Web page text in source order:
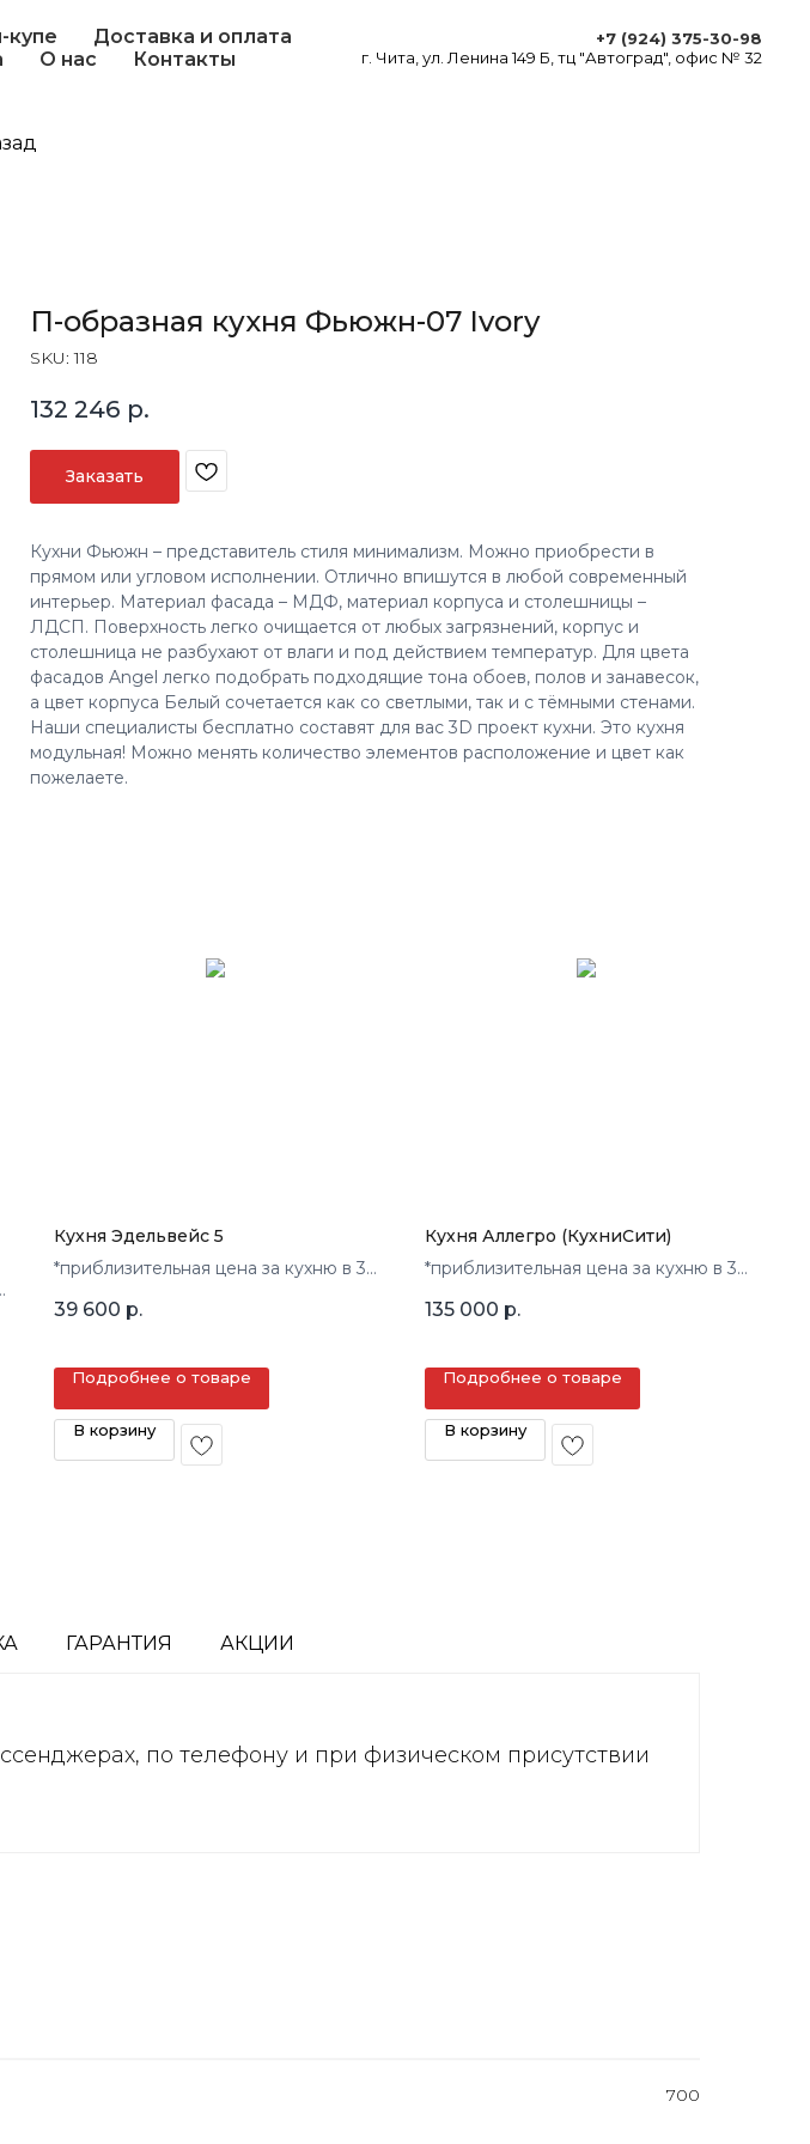
Доставка и оплата
О нас Контакты
+7 (924) 375-30-98
г. Чита, ул. Ленина 149 Б, тц "Автоград", офис № 32
П-образная кухня Фьюжн-07 Ivory
SKU:118
132 246 р.
Заказать
Кухни Фьюжн – представитель стиля минимализм. Можно приобрести в
прямом или угловом исполнении. Отлично впишутся в любой современный
интерьер. Материал фасада – МДФ, материал корпуса и столешницы –
ЛДСП. Поверхность легко очищается от любых загрязнений, корпус и
столешница не разбухают от влаги и под действием температур. Для цвета
фасадов Angel легко подобрать подходящие тона обоев, полов и занавесок,
а цвет корпуса Белый сочетается как со светлыми, так и с тёмными стенами.
Наши специалисты бесплатно составят для вас 3D проект кухни. Это кухня
модульная! Можно менять количество элементов расположение и цвет как
пожелаете.
Кухня Эдельвейс 5
*приблизительная цена за кухню в 3
39 600 р.
Подробнее о товаре
В корзину
Кухня Аллегро (КухниСити)
*приблизительная цена за кухню в 3
135 000 р.
Подробнее о товаре
В корзину
ГАРАНТИЯ АКЦИИ
по телефону и при физическом присутствии
700